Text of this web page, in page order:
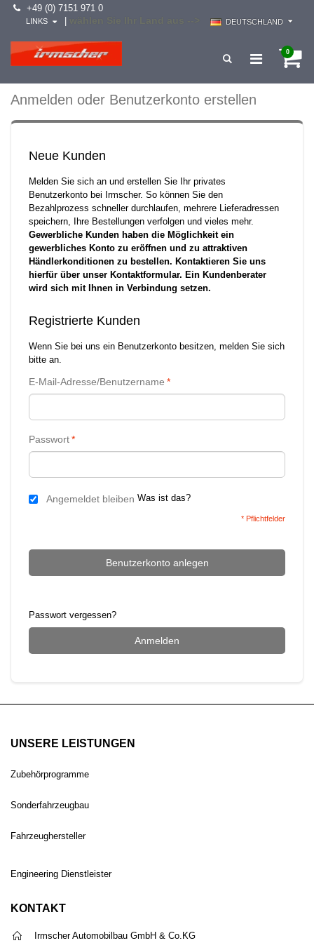
+49 (0) 7151 971 0
DEUTSCHLAND
LINKS
0
Anmelden oder Benutzerkonto erstellen
Neue Kunden
Melden Sie sich an und erstellen Sie Ihr privates
Benutzerkonto bei Irmscher. So können Sie den
Bezahlprozess schneller durchlaufen, mehrere Lieferadressen
speichern, Ihre Bestellungen verfolgen und vieles mehr.
Gewerbliche Kunden haben die Möglichkeit ein
gewerbliches Konto zu eröffnen und zu attraktiven
Händlerkonditionen zu bestellen. Kontaktieren Sie uns
hierfür über unser Kontaktformular. Ein Kundenberater
wird sich mit Ihnen in Verbindung setzen.
Registrierte Kunden
Wenn Sie bei uns ein Benutzerkonto besitzen, melden Sie sich
bitte an.
*
E-Mail-Adresse/Benutzername
*
Passwort
Angemeldet bleiben Was ist das?
* Pflichtfelder
Benutzerkonto anlegen
Passwort vergessen?
Anmelden
UNSERE LEISTUNGEN
Zubehörprogramme
Sonderfahrzeugbau
Fahrzeughersteller
Engineering Dienstleister
KONTAKT
Irmscher Automobilbau GmbH & Co.KG